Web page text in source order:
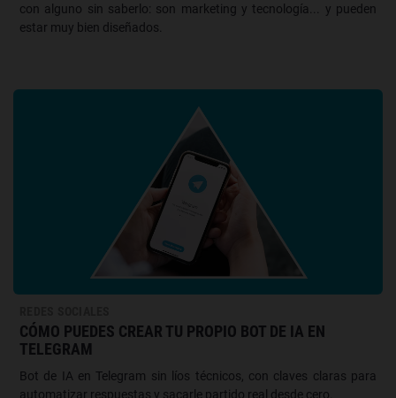
con alguno sin saberlo: son marketing y tecnología... y pueden
estar muy bien diseñados.
CÓMO PUEDES CREAR TU PROPIO BOT DE IA EN
TELEGRAM
Bot de IA en Telegram sin líos técnicos, con claves claras para
automatizar respuestas y sacarle partido real desde cero.